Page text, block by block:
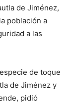
de Jiménez,
población a
a las
de toque
de Jiménez y
pidió